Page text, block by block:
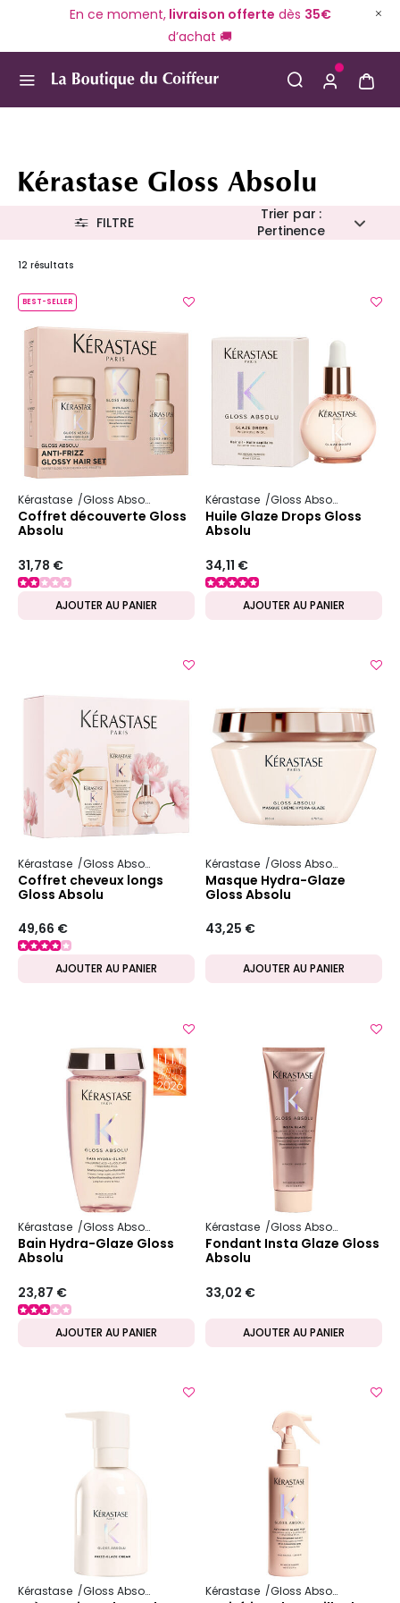
En ce moment,livraison offerte dès 35€
d’achat 🚚
Kérastase Gloss Absolu
Trier par :
Pertinence
FILTRE
12 résultats
BEST-SELLER
Kérastase Gloss Absolu
Coffret découverte Gloss
Absolu
31,78 €
AJOUTER AU PANIER
Kérastase Gloss Absolu
Huile Glaze Drops Gloss
Absolu
34,11 €
AJOUTER AU PANIER
Kérastase Gloss Absolu
Coffret cheveux longs
Gloss Absolu
49,66 €
AJOUTER AU PANIER
Kérastase Gloss Absolu
Masque Hydra-Glaze
Gloss Absolu
43,25 €
AJOUTER AU PANIER
Kérastase Gloss Absolu
Bain Hydra-Glaze Gloss
Absolu
23,87 €
AJOUTER AU PANIER
Kérastase Gloss Absolu
Fondant Insta Glaze Gloss
Absolu
33,02 €
AJOUTER AU PANIER
Kérastase Gloss Absolu Kérastase Gloss Absolu